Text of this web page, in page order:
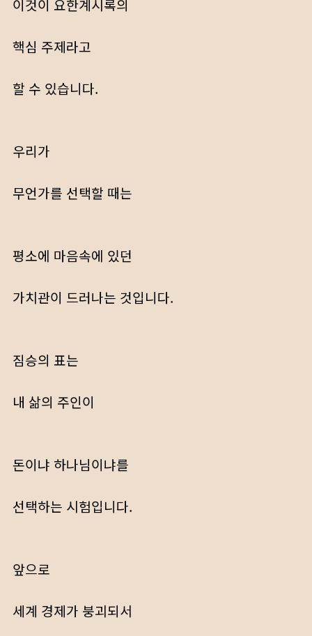
이것이 요한계시록의
핵심 주제라고
할 수 있습니다.
우리가
무언가를 선택할 때는
평소에 마음속에 있던
가치관이 드러나는 것입니다.
짐승의 표는
내 삶의 주인이
돈이냐 하나님이냐를
선택하는 시험입니다.
앞으로
세계 경제가 붕괴되서